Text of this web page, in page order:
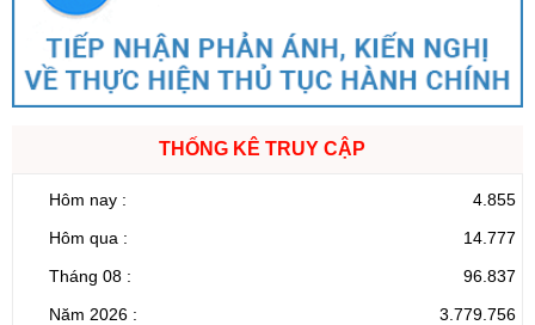
THỐNG KÊ TRUY CẬP
Hôm nay :
4.855
Hôm qua :
14.777
Tháng 08 :
96.837
Năm 2026 :
3.779.756